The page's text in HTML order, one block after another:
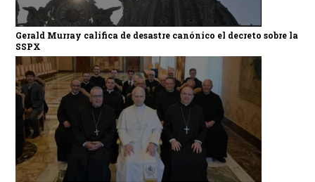
Gerald Murray califica de desastre canónico el decreto sobre la
SSPX